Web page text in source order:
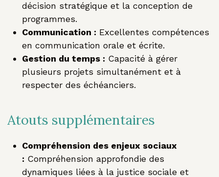
décision stratégique et la conception de
programmes.
Communication : Excellentes compétences
en communication orale et écrite.
Gestion du temps : Capacité à gérer
plusieurs projets simultanément et à
respecter des échéanciers.
Atouts supplémentaires
Compréhension des enjeux sociaux
: Compréhension approfondie des
dynamiques liées à la justice sociale et